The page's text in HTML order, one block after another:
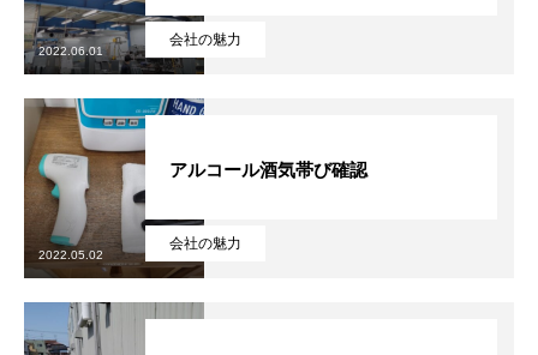
会社の魅力
2022.06.01
会社の魅力
アルコール酒気帯び確認
2022.05.02